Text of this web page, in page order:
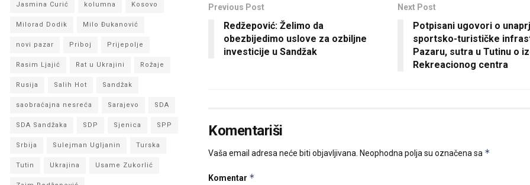
Previous Post
Redžepović: Želimo da
obezbijedimo uslove za ozbiljne
investicije u Sandžak
Next Post
Potpisani ugovori o
sportsko-turističke
Pazaru, sutra u Tutinu o
Rekreacionog centra
Komentariši
Vaša email adresa neće biti objavljivana. Neophodna polja su označena sa *
Komentar *
Jasmina Curić kolumna Kosovo
Milorad Dodik Milo Đukanović
novi pazar Priboj Prijepolje
Rasim Ljajić Rat u Ukrajini Rožaje
Rusija Salih Hot Sandžak
saobraćajna nesreća Sarajevo SDA
SDA Sandžaka SDP Sjenica SPP
Srbija Sulejman Ugljanin Turska
Tutin Ukrajina Usame Zukorlić